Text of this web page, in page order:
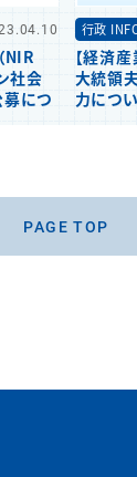
NIR
社会
につ
行政
【経済
大統領
力につ
PAGE TOP